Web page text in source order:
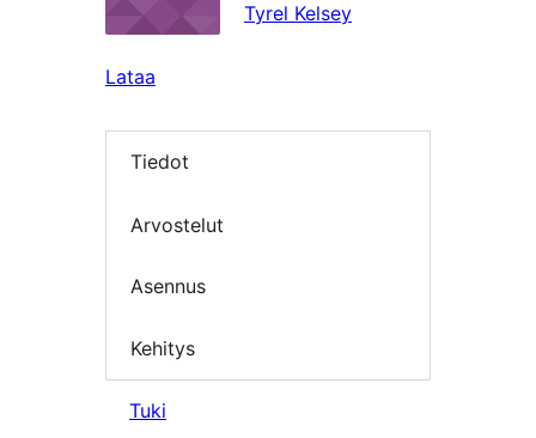
Tyrel Kelsey
Lataa
Tiedot
Arvostelut
Asennus
Kehitys
Tuki